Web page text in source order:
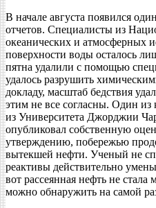
В начале августа появился
отчетов. Специалисты из
океанических и атмосферных
поверхности воды осталось
пятна удалили с помощью
удалось разрушить
докладу, масштаб бедствия
этим не все согласны. Один
из Университета Джорджии
опубликовал собственную
утверждению, побережью
вытекшей нефти. Ученый не
реактивы действительно
вот рассеянная нефть не
можно обнаружить на самой